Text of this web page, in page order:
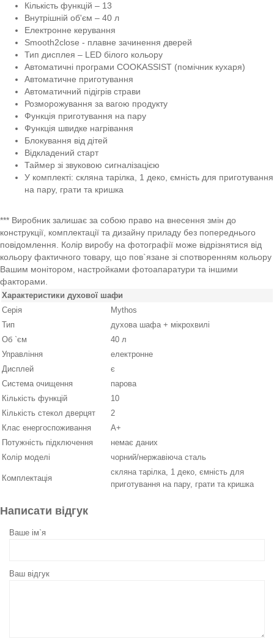
Кількість функцій – 13
Внутрішній об'єм – 40 л
Електронне керування
Smooth2close - плавне зачинення дверей
Тип дисплея – LED білого кольору
Автоматичні програми COOKASSIST (помічник кухаря)
Автоматичне приготування
Автоматичний підігрів страви
Розморожування за вагою продукту
Функція приготування на пару
Функція швидке нагрівання
Блокування від дітей
Відкладений старт
Таймер зі звуковою сигналізацією
У комплекті: скляна тарілка, 1 деко, ємність для приготування
на пару, грати та кришка
*** Виробник залишає за собою право на внесення змін до
конструкції, комплектації та дизайну приладу без попереднього
повідомлення. Колір виробу на фотографії може відрізнятися від
кольору фактичного товару, що пов`язане зі спотворенням кольору
Вашим монітором, настройками фотоапаратури та іншими
факторами.
Характеристики духової шафи
Серія
Mythos
Тип
духова шафа + мікрохвилі
Об `єм
40 л
Управління
електронне
Дисплей
є
Система очищення
парова
Кількість функцій
10
Кількість стекол дверцят
2
Клас енергоспоживання
А+
Потужність підключення
немає даних
Колір моделі
чорний/нержавіюча сталь
Комплектація
скляна тарілка, 1 деко, ємність для
приготування на пару, грати та кришка
Написати відгук
Ваше ім`я
Ваш відгук